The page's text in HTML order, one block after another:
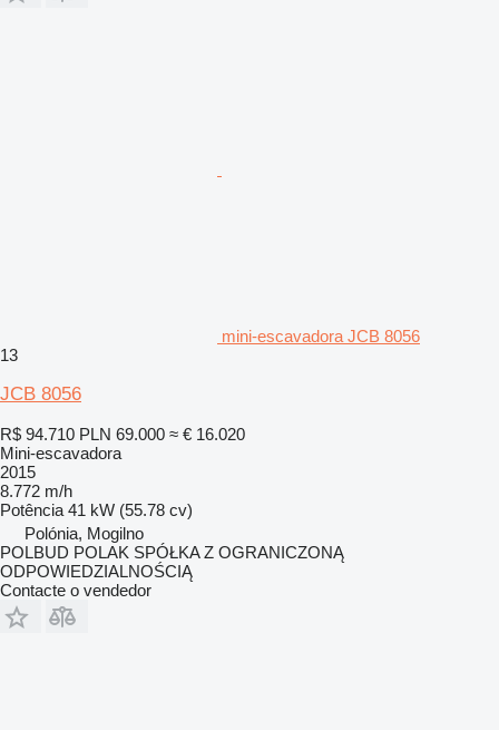
mini-escavadora JCB 8056
13
JCB 8056
R$ 94.710 PLN 69.000 ≈ € 16.020
Mini-escavadora
2015
8.772 m/h
Potência 41 kW (55.78 cv)
Polónia, Mogilno
POLBUD POLAK SPÓŁKA Z OGRANICZONĄ
ODPOWIEDZIALNOŚCIĄ
Contacte o vendedor